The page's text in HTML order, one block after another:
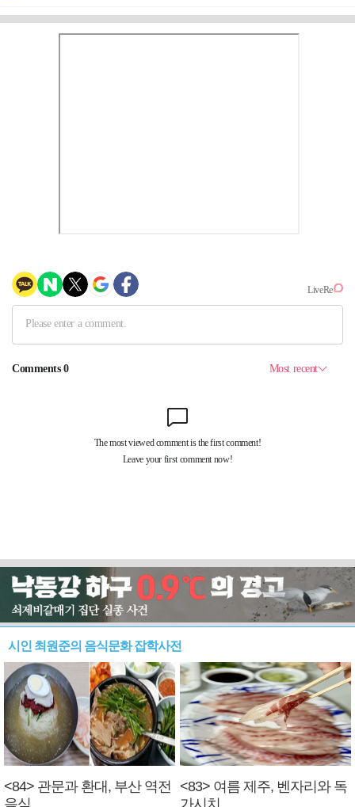
시인 최원준의 음식문화 잡학사전
<84> 관문과 환대, 부산 역전
<83> 여름 제주, 벤자리와 독